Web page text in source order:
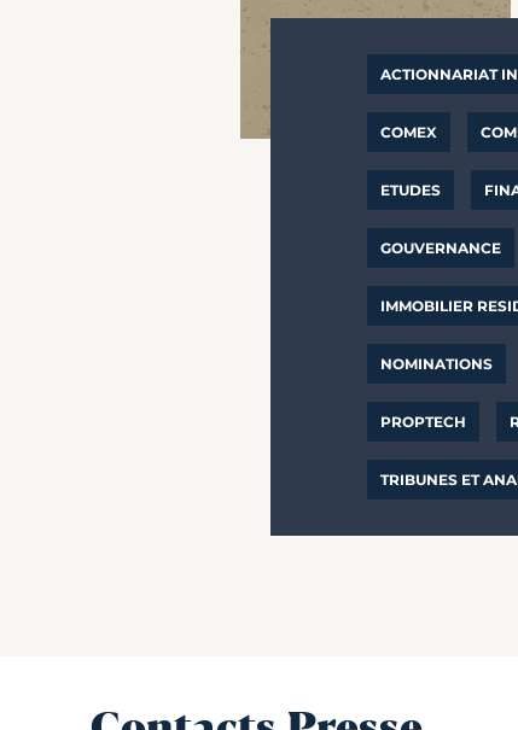
ACTIONNARIAT
COMEX
ETUDES
GOUVERNANCE
IMMOBILIER
NOMINATIONS
PROPTECH
TRIBUNES ET